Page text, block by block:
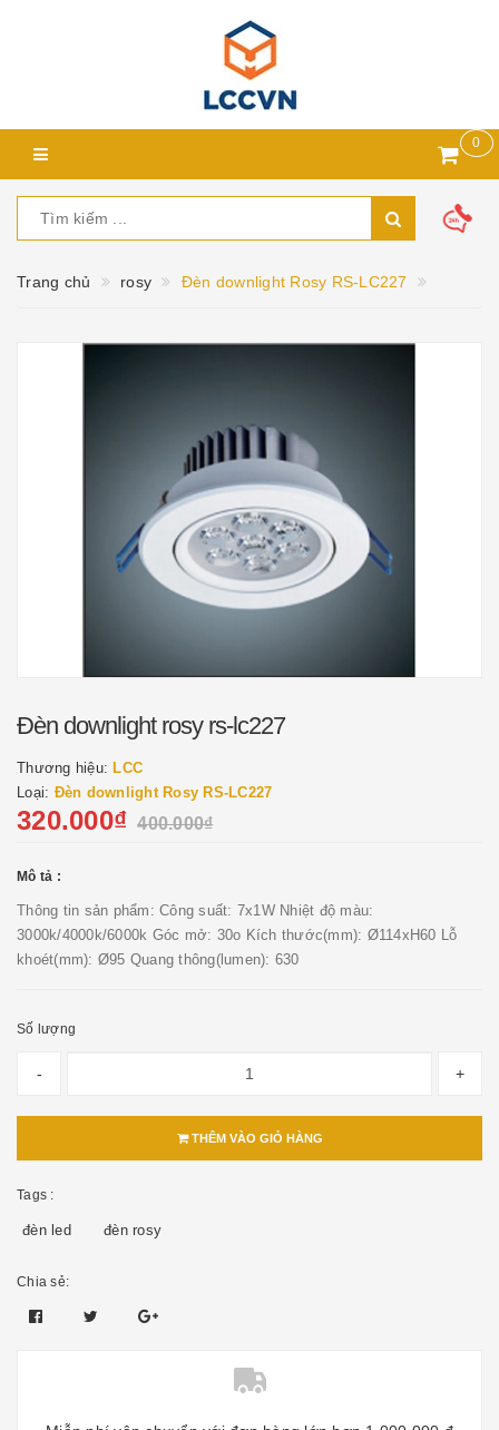
0
Trang chủ rosy Đèn downlight Rosy RS-LC227
Đèn downlight rosy rs-lc227
Thương hiệu: LCC
Loại: Đèn downlight Rosy RS-LC227
320.000₫ 400.000₫
Mô tả :
Thông tin sản phẩm: Công suất: 7x1W Nhiệt độ màu:
3000k/4000k/6000k Góc mở: 30o Kích thước(mm): Ø114xH60 Lỗ
khoét(mm): Ø95 Quang thông(lumen): 630
Số lượng
- +
THÊM VÀO GIỎ HÀNG
Tags :
đèn led đèn rosy
Chia sẻ: